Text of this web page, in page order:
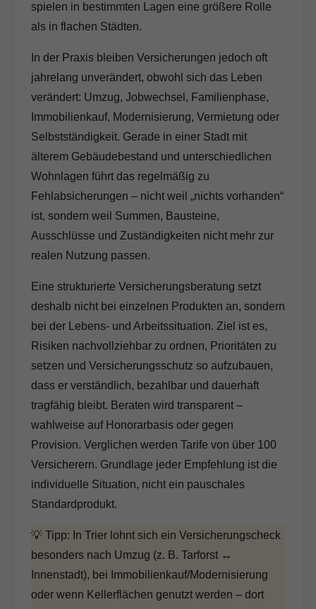
spielen in bestimmten Lagen eine größere Rolle
als in flachen Städten.
In der Praxis bleiben Versicherungen jedoch oft
jahrelang unverändert, obwohl sich das Leben
verändert: Umzug, Jobwechsel, Familienphase,
Immobilienkauf, Modernisierung, Vermietung oder
Selbstständigkeit. Gerade in einer Stadt mit
älterem Gebäudebestand und unterschiedlichen
Wohnlagen führt das regelmäßig zu
Fehlabsicherungen – nicht weil „nichts vorhanden“
ist, sondern weil Summen, Bausteine,
Ausschlüsse und Zuständigkeiten nicht mehr zur
realen Nutzung passen.
Eine strukturierte Versicherungsberatung setzt
deshalb nicht bei einzelnen Produkten an, sondern
bei der Lebens- und Arbeitssituation. Ziel ist es,
Risiken nachvollziehbar zu ordnen, Prioritäten zu
setzen und Versicherungsschutz so aufzubauen,
dass er verständlich, bezahlbar und dauerhaft
tragfähig bleibt. Beraten wird transparent –
wahlweise auf Honorarbasis oder gegen
Provision. Verglichen werden Tarife von über 100
Versicherern. Grundlage jeder Empfehlung ist die
individuelle Situation, nicht ein pauschales
Standardprodukt.
💡 Tipp: In Trier lohnt sich ein Versicherungscheck
besonders nach Umzug (z. B. Tarforst ↔
Innenstadt), bei Immobilienkauf/Modernisierung
oder wenn Kellerflächen genutzt werden – dort